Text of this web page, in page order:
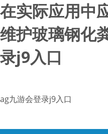
在实际应用中
维护玻璃钢化
录j9入口
ag九游会登录j9入口